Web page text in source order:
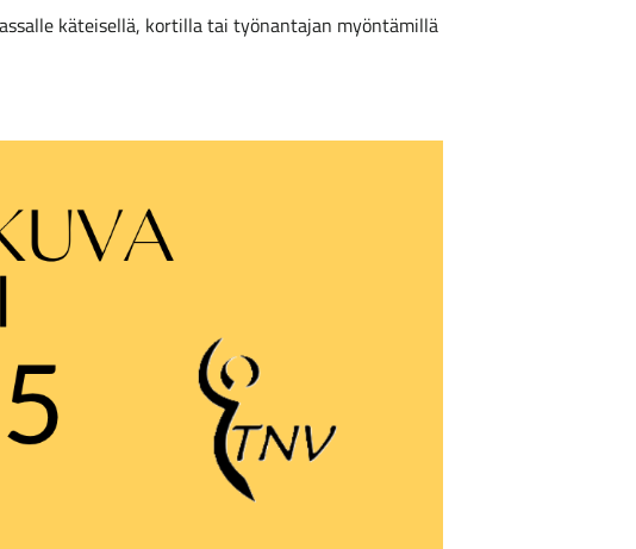
käteisellä, kortilla tai työnantajan myöntämillä